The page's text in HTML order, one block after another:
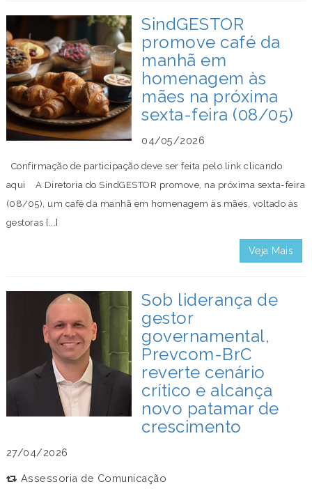
SindGESTOR
promove café da
manhã em
homenagem às
mães na próxima
sexta-feira (08/05)
04/05/2026
Confirmação de participação deve ser feita pelo link clicando
aqui A Diretoria do SindGESTOR promove, na próxima sexta-feira
(08/05), um café da manhã em homenagem às mães, voltado às
gestoras [...]
Veja Mais
Sob liderança de
gestor
governamental,
Prevcom-BrC
reverte cenário
crítico e alcança
novo patamar de
crescimento
27/04/2026
Assessoria de Comunicação